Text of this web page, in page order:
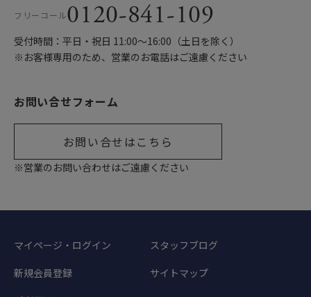
フリーコール0120-841-109
受付時間：平日・祝日 11:00〜16:00（土日を除く）
※お客様専用のため、営業のお電話はご遠慮ください
お問い合せフォーム
お問い合せはこちら
※営業のお問い合わせはご遠慮ください
マイページ・ログイン
新規会員登録
スタッフブログ
サイトマップ